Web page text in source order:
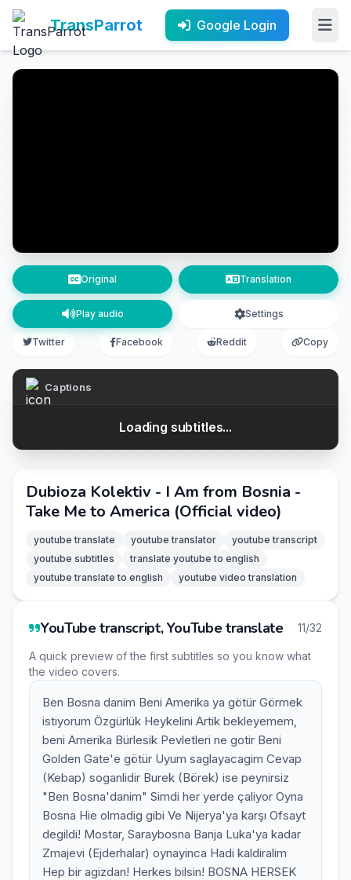
TransParrot Google Login
Original Translation
Play audio Settings
Twitter Facebook Reddit Copy
Captions
Loading subtitles...
Dubioza Kolektiv - I Am from Bosnia -
Take Me to America (Official video)
youtube translate youtube translator
youtube transcript
youtube subtitles
translate youtube to english
youtube translate to english
youtube video translation
YouTube transcript, YouTube translate 11/32
A quick preview of the first subtitles so you know what
the video covers.
Ben Bosna danim Beni Amerika ya götür Görmek
istiyorum Özgürlük Heykelini Artik bekleyemem,
beni Amerika Bürlesik Pevletleri ne gotir Beni
Golden Gate'e götür Uyum saglayacagim Cevap
(Kebap) soganlidir Burek (Börek) ise peynirsiz
"Ben Bosna'danim" Simdi her yerde çaliyor Oyna
Bosna Hie olmadig gibi Ve Nijerya'ya karşı Ofsayt
degildi! Mostar, Saraybosna Banja Luka'ya kadar
Zmajevi (Ejderhalar) oynayinca Hadi kaldiralim
Hep bir agizdan! Herkes bilsin! BOSNA HERSEK